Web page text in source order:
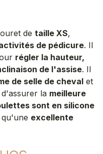
de taille XS,
de pédicure. Il
régler la hauteur,
de l'assise. Il
de selle de cheval et
la meilleure
sont en silicone
excellente